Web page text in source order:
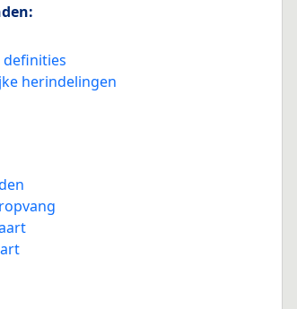
definities
herindelingen